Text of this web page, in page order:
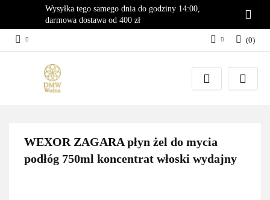
Wysyłka tego samego dnia do godziny 14:00,
darmowa dostawa od 400 zł
Zaloguj się
Załóż konto
(0)
WEXOR ZAGARA płyn żel do mycia
podłóg 750ml koncentrat włoski wydajny